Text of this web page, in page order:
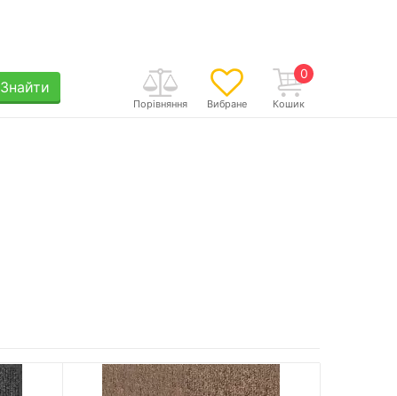
0
Кошик
Вибране
Порівняння
Знайти